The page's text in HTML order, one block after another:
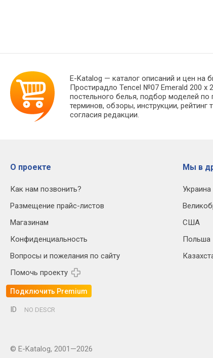
E-Katalog — каталог описаний и цен на
Простирадло Tencel №07 Emerald 200 х
постельного белья, подбор моделей
терминов, обзоры, инструкции,
согласия редакции.
О проекте
Как нам позвонить?
Размещение прайс-листов
Магазинам
Конфиденциальность
Вопросы и пожелания по сайту
Помочь проекту
Подключить Premium
Мы в
Украина
США
Польша
ID NO DESCR
© E-Katalog, 2001—2026